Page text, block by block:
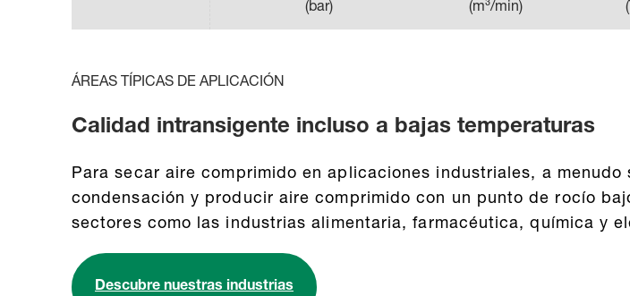
(bar)
(m³/min)
(
ÁREAS TÍPICAS DE APLICACIÓN
Calidad intransigente incluso a bajas temperaturas
Para secar aire comprimido en aplicaciones industriales, a
condensación y producir aire comprimido con un punto de rocío
sectores como las industrias alimentaria, farmacéutica, química y
Descubre nuestras industrias